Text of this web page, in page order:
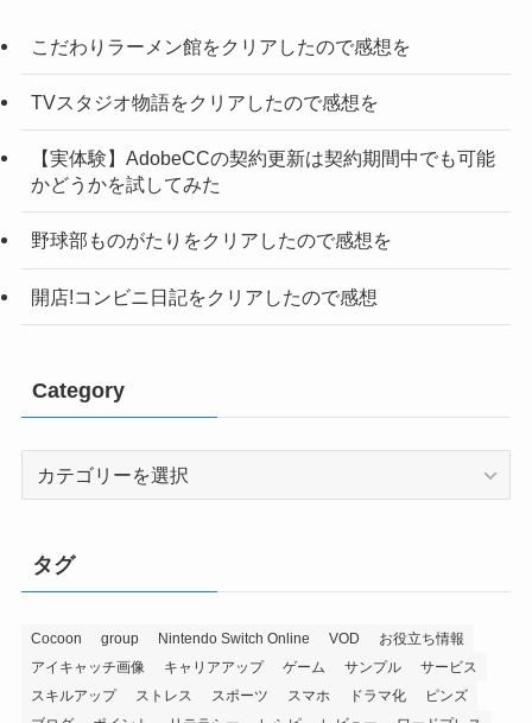
こだわりラーメン館をクリアしたので感想を
TVスタジオ物語をクリアしたので感想を
【実体験】AdobeCCの契約更新は契約期間中でも可能
かどうかを試してみた
野球部ものがたりをクリアしたので感想を
開店!コンビニ日記をクリアしたので感想
Category
Category
タグ
Cocoon group Nintendo Switch Online VOD
お役立ち情報
アイキャッチ画像
キャリアアップ ゲーム サンプル
サービス
スキルアップ
ストレス スポーツ スマホ ドラマ化
ピンズ